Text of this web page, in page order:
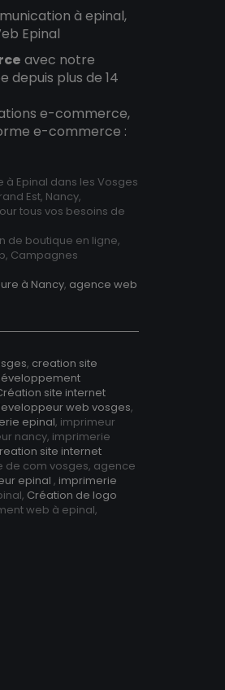
à epinal,
Epinal
avec notre
plus de 14
e-commerce,
e-commerce :
Epinal dans les Vosges
Est, Nancy,
tous vos besoins de
de boutique en ligne,
Campagnes
à Nancy, agence web
, creation site
site internet
web vosges,
epinal, imprimeur
nancy, imprimerie
site internet
de com vosges, agence
epinal , imprimerie
Création de logo
web à epinal,